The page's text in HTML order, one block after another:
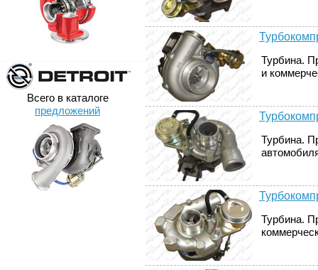
Всего в каталоге
предложений
Турбина.
и
Турбина.
Турбина.